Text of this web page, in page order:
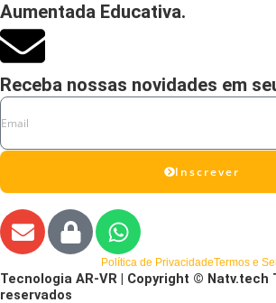
Aumentada Educativa.
Receba nossas novidades em
Email
Inscrever
E
n
e
L
o
k
W
h
a
t
Política de PrivacidadeTermos e
Tecnologia AR-VR | Copyright © Natv.tech
reservados